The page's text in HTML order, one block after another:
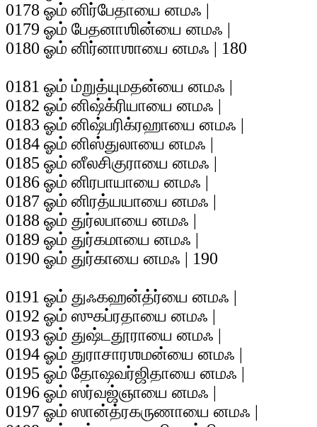
0178 ஓம் னிர்பேதாயை னமஃ |
0179 ஓம் பேதனாஶின்யை னமஃ |
0180 ஓம் னிர்னாஶாயை னமஃ | 180
0181 ஓம் ம்றுத்யுமதன்யை னமஃ |
0182 ஓம் னிஷ்க்ரியாயை னமஃ |
0183 ஓம் னிஷ்பரிக்ரஹாயை னமஃ |
0184 ஓம் னிஸ்துலாயை னமஃ |
0185 ஓம் னீலசிகுராயை னமஃ |
0186 ஓம் னிரபாயாயை னமஃ |
0187 ஓம் னிரத்யயாயை னமஃ |
0188 ஓம் துர்லபாயை னமஃ |
0189 ஓம் துர்கமாயை னமஃ |
0190 ஓம் துர்காயை னமஃ | 190
0191 ஓம் துஃகஹன்த்ர்யை னமஃ |
0192 ஓம் ஸுகப்ரதாயை னமஃ |
0193 ஓம் துஷ்டதூராயை னமஃ |
0194 ஓம் துராசாரஶமன்யை னமஃ |
0195 ஓம் தோஷவர்ஜிதாயை னமஃ |
0196 ஓம் ஸர்வஜ்ஞாயை னமஃ |
0197 ஓம் ஸான்த்ரகருணாயை னமஃ |